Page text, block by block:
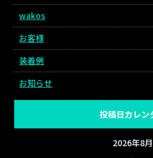
wakos
お客様
装着例
お知らせ
投稿日カレン
2026年8月